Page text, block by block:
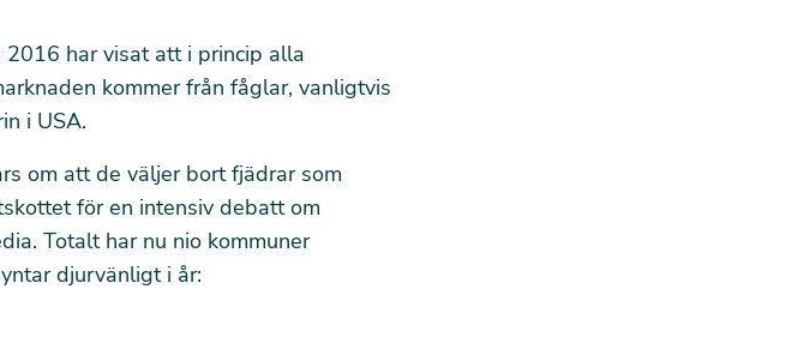
har visat att i princip alla
kommer från fåglar, vanligtvis
i USA.
om att de väljer bort fjädrar som
för en intensiv debatt om
Totalt har nu nio kommuner
djurvänligt i år: